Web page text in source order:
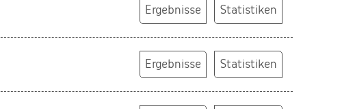
Ergebnisse Statistiken
Ergebnisse Statistiken